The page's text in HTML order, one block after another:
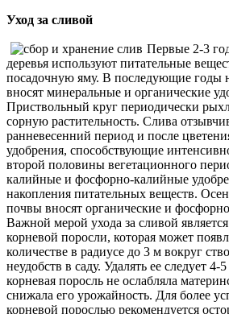
Уход за сливой
Первые 2-3
деревья используют питательные
посадочную яму. В последующие годы
вносят минеральные и органические
Приствольный круг периодически
сорную растительность. Слива
ранневесенний период и после
удобрения, способствующие
второй половины вегетационного
калийные и фосфорно-калийные
накопления питательных веществ.
почвы вносят органические и
Важной мерой ухода за сливой
корневой поросли, которая может
количестве в радиусе до 3 м вокруг
неудобств в саду. Удалять ее следует 4-
корневая поросль не ослабляла
снижала его урожайность. Для более
корневой порослью рекомендуется